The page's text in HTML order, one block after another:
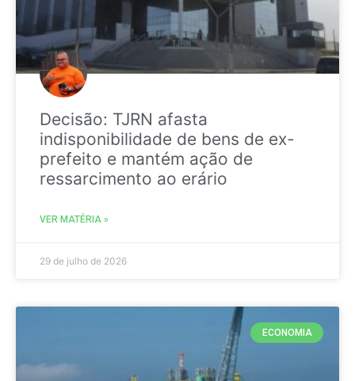
Decisão: TJRN afasta
indisponibilidade de bens de ex-
prefeito e mantém ação de
ressarcimento ao erário
VER MATÉRIA »
29 de julho de 2026
ECONOMIA